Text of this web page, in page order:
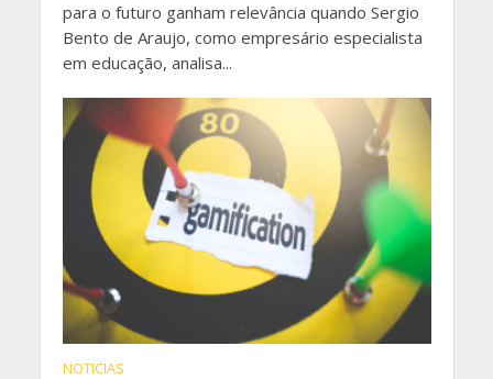
para o futuro ganham relevância quando Sergio
Bento de Araujo, como empresário especialista
em educação, analisa...
NOTICIAS